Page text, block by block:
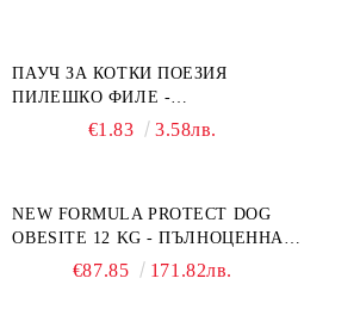
БЕЗ ЗЪРНО, БЕЗ ГЛУТЕН.
ПРОИЗВЕДЕНА ВЪВ ФРАНЦИЯ.
ПАУЧ ЗА КОТКИ ПОЕЗИЯ
ПИЛЕШКО ФИЛЕ -
ПРОМОКОМПЛЕКТ 3 БР.
€1.83 3.58лв.
NEW FORMULA PROTECT DOG
OBESITE 12 KG - ПЪЛНОЦЕННА
ДИЕТИЧНА ХРАНА ЗА КУЧЕТА
€87.85 171.82лв.